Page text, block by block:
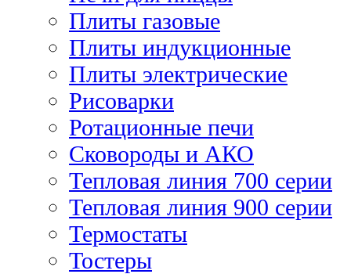
Плиты газовые
Плиты индукционные
Плиты электрические
Рисоварки
Ротационные печи
Сковороды и АКО
Тепловая линия 700 серии
Тепловая линия 900 серии
Термостаты
Тостеры